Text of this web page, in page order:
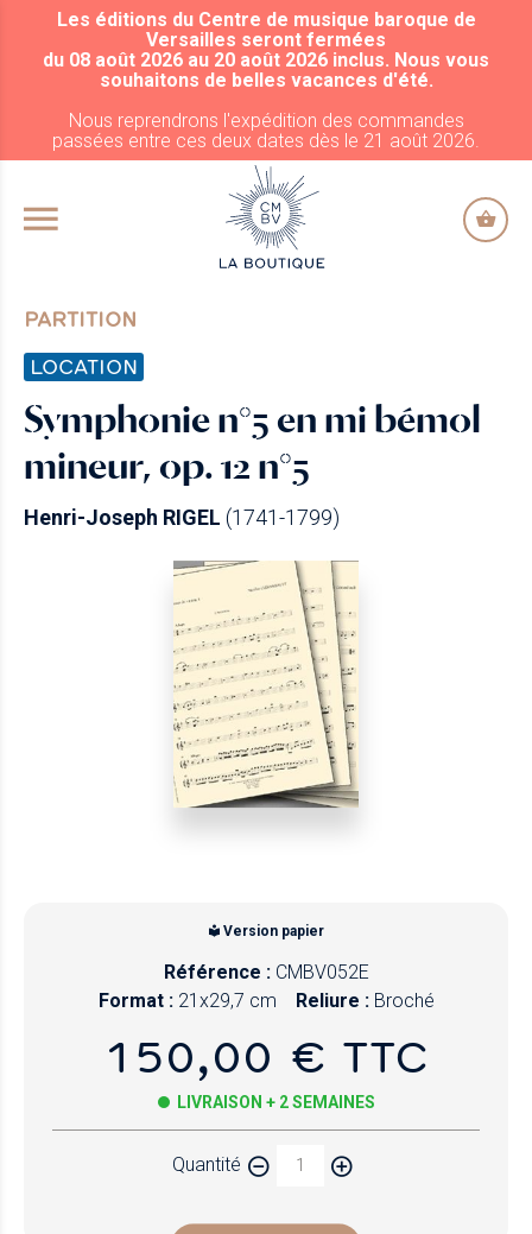
ALLER AU CONTENU PRINCIPAL
Les éditions du Centre de musique baroque de
Versailles seront fermées
du 08 août 2026 au 20 août 2026 inclus. Nous vous
souhaitons de belles vacances d'été.
Nous reprendrons l'expédition des commandes
passées entre ces deux dates dès le 21 août 2026.
PARTITION
LOCATION
Symphonie n°5 en mi bémol
mineur, op. 12 n°5
Henri-Joseph RIGEL (1741-1799)
Version papier
Référence : CMBV052E
Format : 21x29,7 cm Reliure : Broché
150,00 € TTC
LIVRAISON + 2 SEMAINES
Quantité